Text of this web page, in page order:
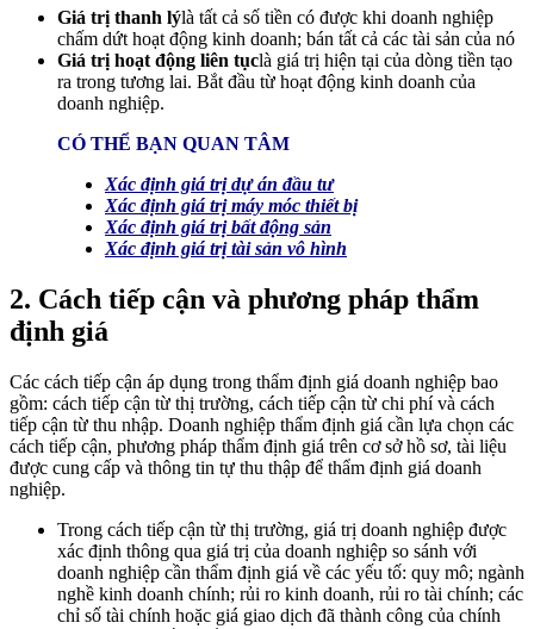
Giá trị thanh lýlà tất cả số tiền có được khi doanh nghiệp
chấm dứt hoạt động kinh doanh; bán tất cả các tài sản của nó
Giá trị hoạt động liên tụclà giá trị hiện tại của dòng tiền tạo
ra trong tương lai. Bắt đầu từ hoạt động kinh doanh của
doanh nghiệp.
CÓ THỂ BẠN QUAN TÂM
Xác định giá trị dự án đầu tư
Xác định giá trị máy móc thiết bị
Xác định giá trị bất động sản
Xác định giá trị tài sản vô hình
2. Cách tiếp cận và phương pháp thẩm
định giá
Các cách tiếp cận áp dụng trong thẩm định giá doanh nghiệp bao
gồm: cách tiếp cận từ thị trường, cách tiếp cận từ chi phí và cách
tiếp cận từ thu nhập. Doanh nghiệp thẩm định giá cần lựa chọn các
cách tiếp cận, phương pháp thẩm định giá trên cơ sở hồ sơ, tài liệu
được cung cấp và thông tin tự thu thập để thẩm định giá doanh
nghiệp.
Trong cách tiếp cận từ thị trường, giá trị doanh nghiệp được
xác định thông qua giá trị của doanh nghiệp so sánh với
doanh nghiệp cần thẩm định giá về các yếu tố: quy mô; ngành
nghề kinh doanh chính; rủi ro kinh doanh, rủi ro tài chính; các
chỉ số tài chính hoặc giá giao dịch đã thành công của chính